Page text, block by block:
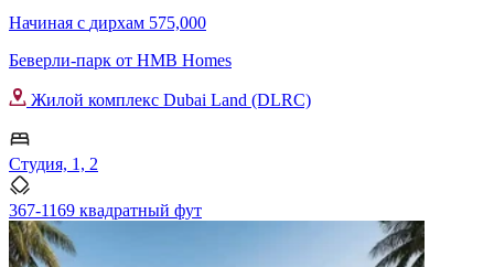
Начиная с дирхам 575,000
Беверли-парк от HMB Homes
Жилой комплекс Dubai Land (DLRC)
Студия, 1, 2
367-1169 квадратный фут